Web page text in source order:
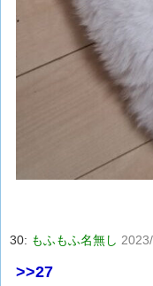
30: もふもふ名無し
>>27